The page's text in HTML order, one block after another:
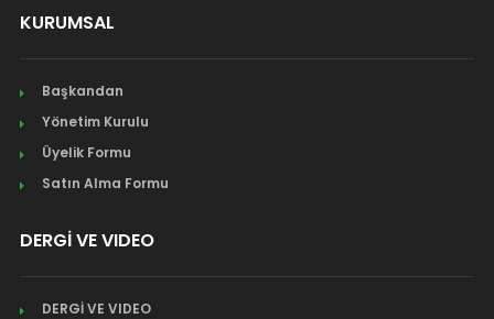
KURUMSAL
Başkandan
Yönetim Kurulu
Üyelik Formu
Satın Alma Formu
DERGİ VE VIDEO
DERGİ VE VIDEO